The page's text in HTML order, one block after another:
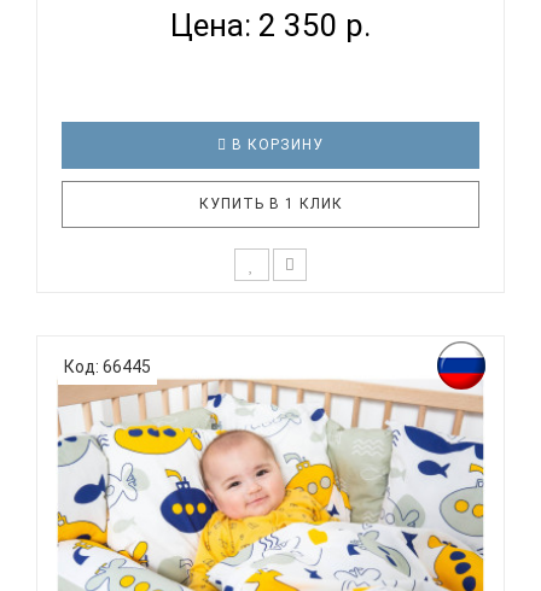
Цена: 2 350 р.
В КОРЗИНУ
КУПИТЬ В 1 КЛИК
родитель подходит очень основательно. Ведь
ребенок большую часть времени проводит в
кровати. И натуральность тканей, нежный и
веселый рисунок, высокая устойчивость к частым
стиркам – очень важные параметр..
Код: 66445